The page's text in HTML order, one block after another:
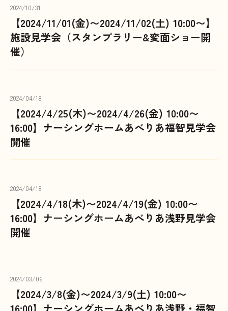
2024/10/31
【2024/11/01(金)〜2024/11/02(土) 10:00〜】
施設見学会（スタンプラリー&変面ショー開
催）
2024/04/18
【2024/4/25(木)〜2024/4/26(金) 10:00〜
16:00】ナーシングホームあべりあ福智見学会
開催
2024/04/18
【2024/4/18(木)〜2024/4/19(金) 10:00〜
16:00】ナーシングホームあべりあ浅野見学会
開催
2024/03/06
【2024/3/8(金)〜2024/3/9(土) 10:00〜